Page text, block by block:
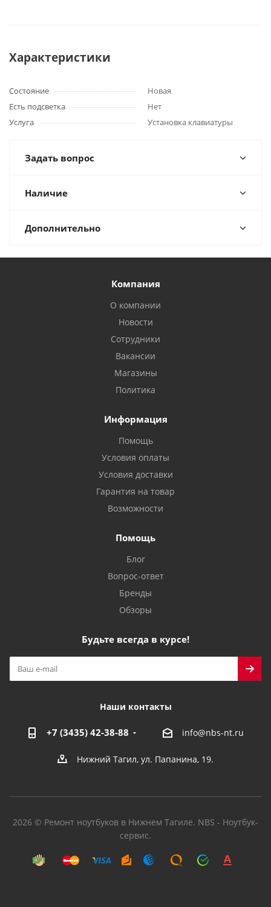
Характеристики
Состояние
Новая
Есть подсветка
Нет
Услуга
Установка клавиатуры
Задать вопрос
Наличие
Дополнительно
Компания
О компании
Новости
Сотрудники
Вакансии
Магазины
Политика
Информация
Помощь
Условия оплаты
Условия доставки
Гарантия на товар
Возможности
Помощь
Блог
Вопрос-ответ
Бренды
Обзоры
Будьте всегда в курсе!
Наши контакты
+7 (3435) 42-38-88 info@nbs-nt.ru
Нижний Тагил, ул. Папанина, 19.
2026 © Ремонт ноутбуков в Нижнем Тагиле. NBS - Ноутбук-
сервис.